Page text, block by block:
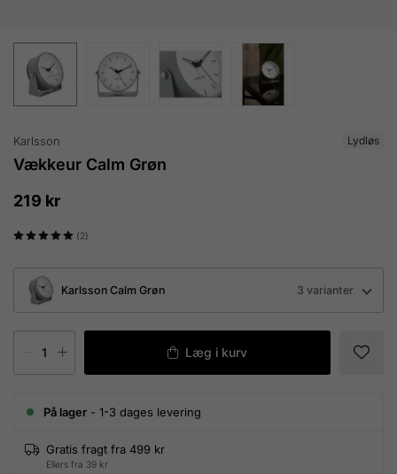
Lydløs
Karlsson
Vækkeur Calm Grøn
219 kr
(2)
Karlsson Calm Grøn 3 varianter
Læg i kurv
På lager - 1-3 dages levering
Gratis fragt fra 499 kr
Ellers fra 39 kr